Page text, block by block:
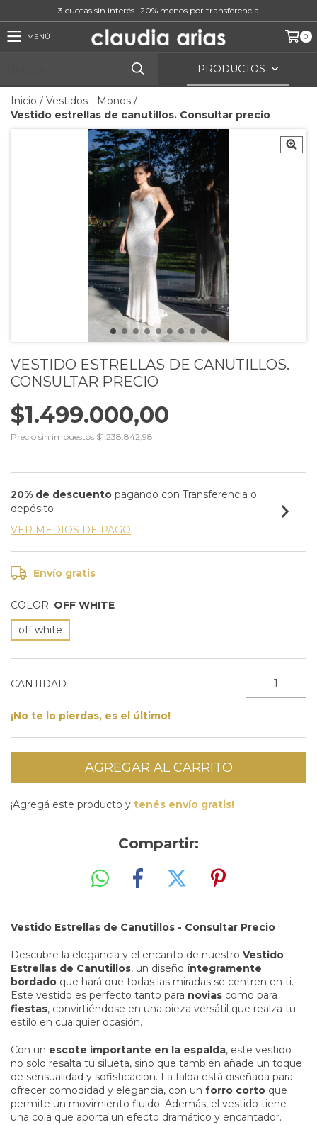
3 cuotas sin interés -20% menos por transferencia
MENÚ 0
PRODUCTOS
Inicio / Vestidos - Monos /
Vestido estrellas de canutillos. Consultar precio
VESTIDO ESTRELLAS DE CANUTILLOS.
CONSULTAR PRECIO
$1.499.000,00
Precio sin impuestos $1.238.842,98
20% de descuento pagando con Transferencia o
depósito
VER MEDIOS DE PAGO
Envío gratis
COLOR: OFF WHITE
off white
CANTIDAD
¡No te lo pierdas, es el último!
¡Agregá este producto y tenés envío gratis!
Compartir:
Vestido Estrellas de Canutillos - Consultar Precio
Descubre la elegancia y el encanto de nuestro Vestido
Estrellas de Canutillos, un diseño íntegramente
bordado que hará que todas las miradas se centren en ti.
Este vestido es perfecto tanto para novias como para
fiestas, convirtiéndose en una pieza versátil que realza tu
estilo en cualquier ocasión.
Con un escote importante en la espalda, este vestido
no solo resalta tu silueta, sino que también añade un toque
de sensualidad y sofisticación. La falda está diseñada para
ofrecer comodidad y elegancia, con un forro corto que
permite un movimiento fluido. Además, el vestido tiene
una cola que aporta un efecto dramático y encantador.